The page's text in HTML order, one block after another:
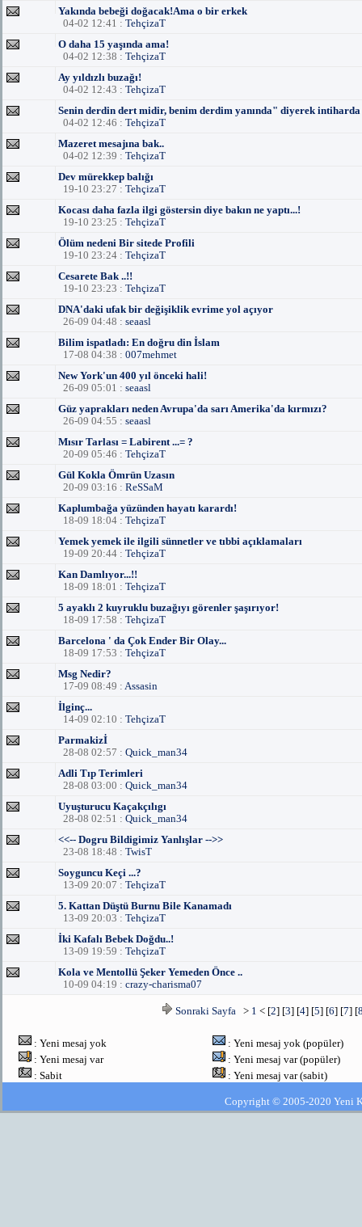
Yakında bebeği doğacak!Ama o bir erkek
04-02 12:41 : TehçizaT
O daha 15 yaşında ama!
04-02 12:38 : TehçizaT
Ay yıldızlı buzağı!
04-02 12:43 : TehçizaT
Senin derdin dert midir, benim derdim yanında" diyerek intiharda
04-02 12:46 : TehçizaT
Mazeret mesajına bak..
04-02 12:39 : TehçizaT
Dev mürekkep balığı
19-10 23:27 : TehçizaT
Kocası daha fazla ilgi göstersin diye bakın ne yaptı...!
19-10 23:25 : TehçizaT
Ölüm nedeni Bir sitede Profili
19-10 23:24 : TehçizaT
Cesarete Bak ..!!
19-10 23:23 : TehçizaT
DNA'daki ufak bir değişiklik evrime yol açıyor
26-09 04:48 : seaasl
Bilim ispatladı: En doğru din İslam
17-08 04:38 : 007mehmet
New York'un 400 yıl önceki hali!
26-09 05:01 : seaasl
Güz yaprakları neden Avrupa'da sarı Amerika'da kırmızı?
26-09 04:55 : seaasl
Mısır Tarlası = Labirent ...= ?
20-09 05:46 : TehçizaT
Gül Kokla Ömrün Uzasın
20-09 03:16 : ReSSaM
Kaplumbağa yüzünden hayatı karardı!
18-09 18:04 : TehçizaT
Yemek yemek ile ilgili sünnetler ve tıbbi açıklamaları
19-09 20:44 : TehçizaT
Kan Damlıyor...!!
18-09 18:01 : TehçizaT
5 ayaklı 2 kuyruklu buzağıyı görenler şaşırıyor!
18-09 17:58 : TehçizaT
Barcelona ' da Çok Ender Bir Olay...
18-09 17:53 : TehçizaT
Msg Nedir?
17-09 08:49 : Assasin
İlginç...
14-09 02:10 : TehçizaT
Parmakizİ
28-08 02:57 : Quick_man34
Adli Tıp Terimleri
28-08 03:00 : Quick_man34
Uyuşturucu Kaçakçılıgı
28-08 02:51 : Quick_man34
<<-- Dogru Bildigimiz Yanlışlar -->>
23-08 18:48 : TwisT
Soyguncu Keçi ...?
13-09 20:07 : TehçizaT
5. Kattan Düştü Burnu Bile Kanamadı
13-09 20:03 : TehçizaT
İki Kafalı Bebek Doğdu..!
13-09 19:59 : TehçizaT
Kola ve Mentollü Şeker Yemeden Önce ..
10-09 04:19 : crazy-charisma07
Sonraki Sayfa > 1 < [2] [3] [4] [5] [6] [7] [
: Yeni mesaj yok
: Yeni mesaj var
: Sabit
: Yeni mesaj yok (popüler)
: Yeni mesaj var (popüler)
: Yeni mesaj var (sabit)
Copyright © 2005-2020 Yeni